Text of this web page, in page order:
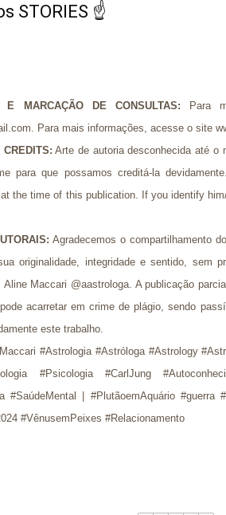
STORIES ☝
E MARCAÇÃO DE CONSULTAS:
Para
Para mais informações, acesse o site
: Arte de autoria desconhecida até o
para que possamos creditá-la
the time of this publication. If you identify
Agradecemos o compartilhamento
originalidade, integridade e sentido, sem
Aline Maccari @aastrologa. A publicação
acarretar em crime de plágio, sendo
este trabalho.
#Astrologia #Astróloga #Astrology
#Psicologia #CarlJung
#SaúdeMental |
#PlutãoemAquário #guerra
#VênusemPeixes #Relacionamento